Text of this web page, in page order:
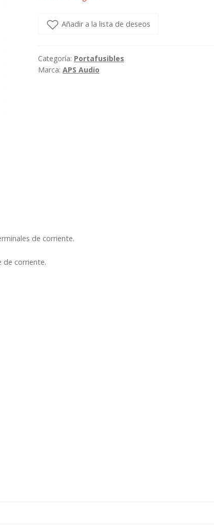
Añadir a la lista de deseos
Categoría: Portafusibles
Marca: APS Audio
de corriente.
de corriente.